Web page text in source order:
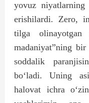
yovuz niyatlarning
erishilardi. Zero,
tilga olinayotgan
madaniyat”ning
soddalik
bo‘ladi. Uning
halovat ichra